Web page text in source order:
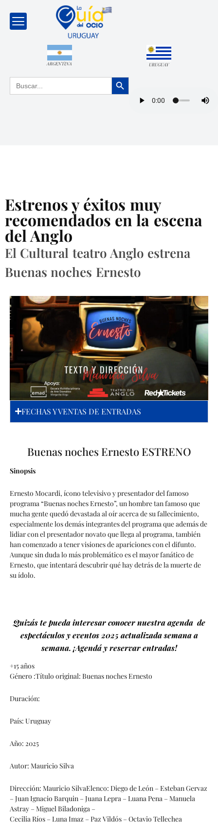
ARGENTINA URUGUAY
Buscar: Botón de búsqueda
Estrenos y éxitos muy
recomendados en la escena
del Anglo
El Cultural teatro Anglo estrena
Buenas noches Ernesto
FECHAS Y VENTAS DE ENTRADAS
Buenas noches Ernesto ESTRENO
Sinopsis
Ernesto Mocardi, ícono televisivo y presentador del famoso
programa “Buenas noches Ernesto”, un hombre tan famoso que
mucha gente quedó devastada al oír acerca de su fallecimiento,
especialmente los demás integrantes del programa que además de
lidiar con el presentador novato que llega al programa, también
han comenzado a tener visiones de apariciones con el difunto.
Aunque sin duda lo más problemático es el mayor fanático de
Ernesto, que intentará descubrir qué hay detrás de la muerte de
su ídolo.
Quizás te pueda interesar conocer nuestra agenda de
espectáculos y eventos 2025 actualizada semana a
semana. ¡Agendá y reservar entradas!
+15 años
Género :Título original: Buenas noches Ernesto
Duración:
País: Uruguay
Año: 2025
Autor: Mauricio Silva
Dirección: Mauricio SilvaElenco: Diego de León – Esteban Gervaz
– Juan Ignacio Barquin – Juana Lepra – Luana Pena – Manuela
Astray – Miguel Biladoniga –
Cecilia Ríos – Luna Imaz – Paz Vildós – Octavio Tellechea